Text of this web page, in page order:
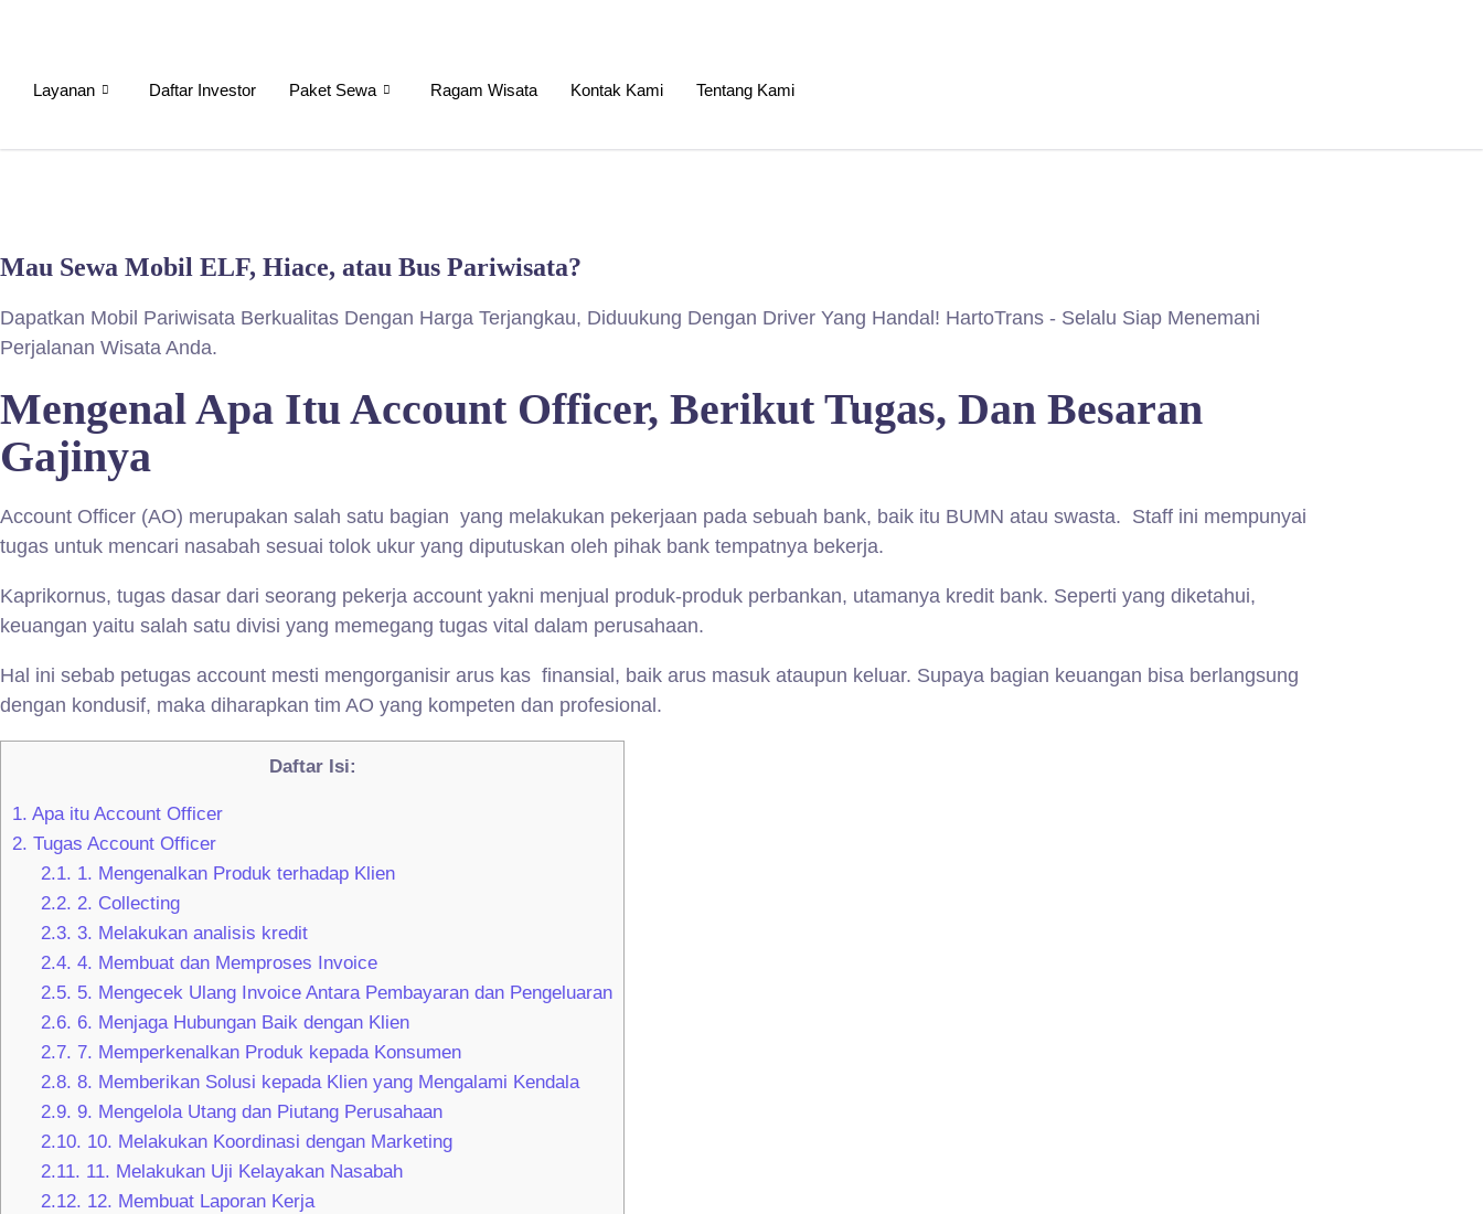
Layanan Daftar Investor Paket Sewa Ragam Wisata Kontak Kami Tentang Kami
Mau Sewa Mobil ELF, Hiace, atau Bus Pariwisata?
Dapatkan Mobil Pariwisata Berkualitas Dengan Harga Terjangkau, Diduukung Dengan Driver Yang Handal! HartoTrans - Selalu Siap Menemani
Perjalanan Wisata Anda.
Mengenal Apa Itu Account Officer, Berikut Tugas, Dan Besaran
Gajinya
Account Officer (AO) merupakan salah satu bagian yang melakukan pekerjaan pada sebuah bank, baik itu BUMN atau swasta. Staff ini mempunyai
tugas untuk mencari nasabah sesuai tolok ukur yang diputuskan oleh pihak bank tempatnya bekerja.
Kaprikornus, tugas dasar dari seorang pekerja account yakni menjual produk-produk perbankan, utamanya kredit bank. Seperti yang diketahui,
keuangan yaitu salah satu divisi yang memegang tugas vital dalam perusahaan.
Hal ini sebab petugas account mesti mengorganisir arus kas finansial, baik arus masuk ataupun keluar. Supaya bagian keuangan bisa berlangsung
dengan kondusif, maka diharapkan tim AO yang kompeten dan profesional.
Daftar Isi:
1. Apa itu Account Officer
2. Tugas Account Officer
2.1. 1. Mengenalkan Produk terhadap Klien
2.2. 2. Collecting
2.3. 3. Melakukan analisis kredit
2.4. 4. Membuat dan Memproses Invoice
2.5. 5. Mengecek Ulang Invoice Antara Pembayaran dan Pengeluaran
2.6. 6. Menjaga Hubungan Baik dengan Klien
2.7. 7. Memperkenalkan Produk kepada Konsumen
2.8. 8. Memberikan Solusi kepada Klien yang Mengalami Kendala
2.9. 9. Mengelola Utang dan Piutang Perusahaan
2.10. 10. Melakukan Koordinasi dengan Marketing
2.11. 11. Melakukan Uji Kelayakan Nasabah
2.12. 12. Membuat Laporan Kerja